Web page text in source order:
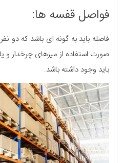
فواصل قفسه ها:
فاصله باید به گونه ای باشد که دو
صورت استفاده از میزهای چرخدار و
باید وجود داشته باشد.